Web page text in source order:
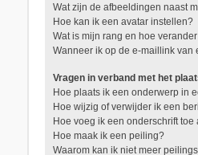
Wat zijn de afbeeldingen naast
Hoe kan ik een avatar instellen?
Wat is mijn rang en hoe
Wanneer ik op de e-maillink van
Vragen in verband met het
Hoe plaats ik een onderwerp in
Hoe wijzig of verwijder ik een
Hoe voeg ik een onderschrift toe
Hoe maak ik een peiling?
Waarom kan ik niet meer